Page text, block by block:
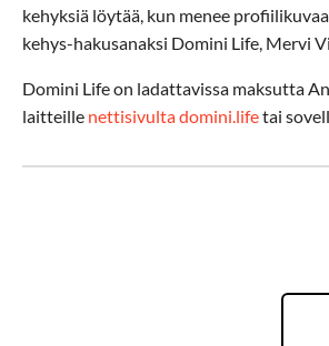
kehyksiä löytää, kun menee
kehys-hakusanaksi Domini Life, Mervi
Domini Life on ladattavissa maksutta
laitteille nettisivulta domini.lifetai